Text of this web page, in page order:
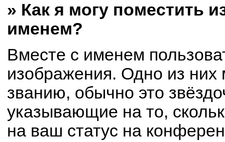
» Как я могу поместить
именем?
Вместе с именем
изображения. Одно из них
званию, обычно это
указывающие на то,
на ваш статус на